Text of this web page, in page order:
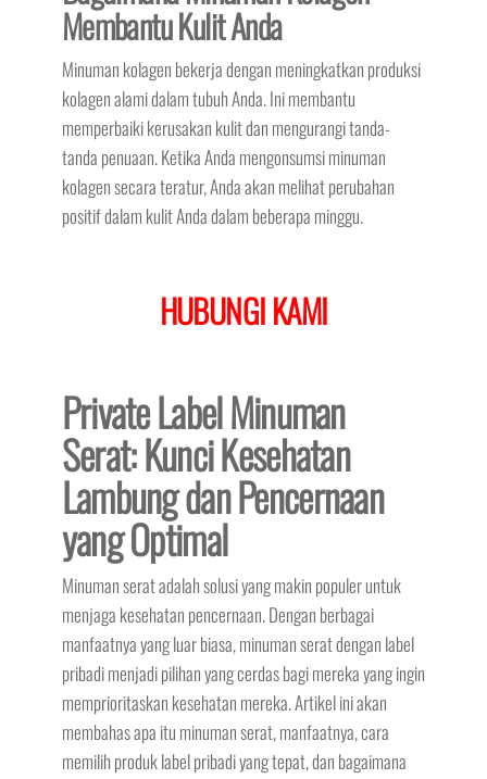
Membantu Kulit Anda
Minuman kolagen bekerja dengan meningkatkan produksi
kolagen alami dalam tubuh Anda. Ini membantu
memperbaiki kerusakan kulit dan mengurangi tanda-
tanda penuaan. Ketika Anda mengonsumsi minuman
kolagen secara teratur, Anda akan melihat perubahan
positif dalam kulit Anda dalam beberapa minggu.
HUBUNGI KAMI
Private Label Minuman
Serat: Kunci Kesehatan
Lambung dan Pencernaan
yang Optimal
Minuman serat adalah solusi yang makin populer untuk
menjaga kesehatan pencernaan. Dengan berbagai
manfaatnya yang luar biasa, minuman serat dengan label
pribadi menjadi pilihan yang cerdas bagi mereka yang ingin
memprioritaskan kesehatan mereka. Artikel ini akan
membahas apa itu minuman serat, manfaatnya, cara
memilih produk label pribadi yang tepat, dan bagaimana